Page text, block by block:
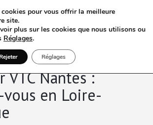
VTC Nantes :
vous en Loire-
pour vous offrir la meilleure
site.
plus sur les cookies que nous utilisons ou
Réglages.
Rejeter Réglages